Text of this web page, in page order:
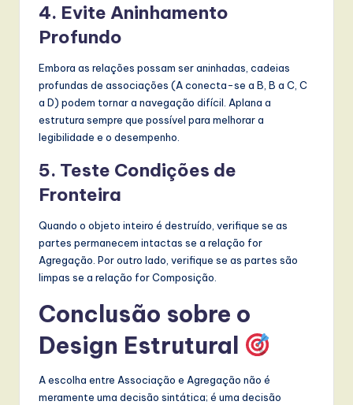
4. Evite Aninhamento
Profundo
Embora as relações possam ser aninhadas, cadeias
profundas de associações (A conecta-se a B, B a C, C
a D) podem tornar a navegação difícil. Aplana a
estrutura sempre que possível para melhorar a
legibilidade e o desempenho.
5. Teste Condições de
Fronteira
Quando o objeto inteiro é destruído, verifique se as
partes permanecem intactas se a relação for
Agregação. Por outro lado, verifique se as partes são
limpas se a relação for Composição.
Conclusão sobre o
Design Estrutural
A escolha entre Associação e Agregação não é
meramente uma decisão sintática; é uma decisão